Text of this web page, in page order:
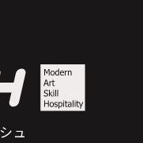
ュ